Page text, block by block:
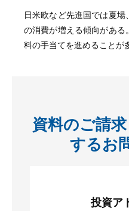
日米欧など先進国では夏
の消費が増える傾向があ
料の手当てを進めることが
資料のご請
するお
投資ア